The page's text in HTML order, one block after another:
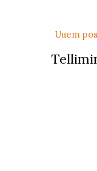
Uuem